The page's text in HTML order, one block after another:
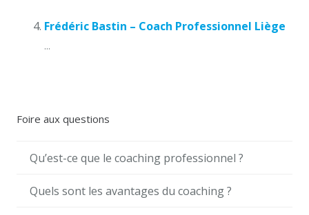
Frédéric Bastin – Coach Professionnel Liège
...
Foire aux questions
Qu’est-ce que le coaching professionnel ?
Quels sont les avantages du coaching ?